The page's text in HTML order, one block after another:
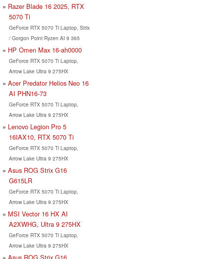
Razer Blade 16 2025, RTX
5070 Ti
GeForce RTX 5070 Ti Laptop, Strix
/ Gorgon Point Ryzen AI 9 365
HP Omen Max 16-ah0000
GeForce RTX 5070 Ti Laptop,
Arrow Lake Ultra 9 275HX
Acer Predator Helios Neo 16
AI PHN16-73
GeForce RTX 5070 Ti Laptop,
Arrow Lake Ultra 9 275HX
Lenovo Legion Pro 5
16IAX10, RTX 5070 Ti
GeForce RTX 5070 Ti Laptop,
Arrow Lake Ultra 9 275HX
Asus ROG Strix G16
G615LR
GeForce RTX 5070 Ti Laptop,
Arrow Lake Ultra 9 275HX
MSI Vector 16 HX AI
A2XWHG, Ultra 9 275HX
GeForce RTX 5070 Ti Laptop,
Arrow Lake Ultra 9 275HX